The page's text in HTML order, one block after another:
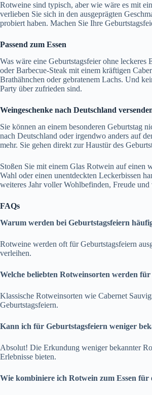
Rotweine sind typisch, aber wie wäre es mit
verlieben Sie sich in den ausgeprägten
probiert haben. Machen Sie Ihre
Passend zum Essen
Was wäre eine Geburtstagsfeier ohne leckeres
oder Barbecue-Steak mit einem kräftigen
Brathähnchen oder gebratenem Lachs. Und
Party über zufrieden sind.
Weingeschenke nach Deutschland
Sie können an einem besonderen Geburtstag
nach Deutschland oder irgendwo anders auf
mehr. Sie gehen direkt zur Haustür des
Stoßen Sie mit einem Glas Rotwein auf einen
Wahl oder einen unentdeckten Leckerbissen
weiteres Jahr voller Wohlbefinden, Freude
FAQs
Warum werden bei Geburtstagsfeiern
Rotweine werden oft für Geburtstagsfeiern
verleihen.
Welche beliebten Rotweinsorten werden
Klassische Rotweinsorten wie Cabernet
Geburtstagsfeiern.
Kann ich für Geburtstagsfeiern weniger
Absolut! Die Erkundung weniger bekannter
Erlebnisse bieten.
Wie kombiniere ich Rotwein zum Essen für